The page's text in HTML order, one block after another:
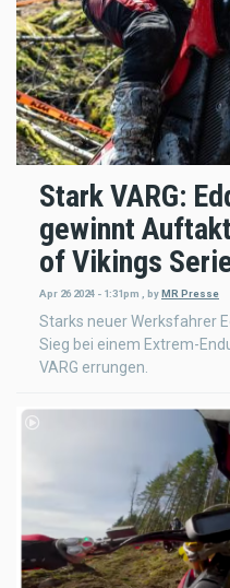
Stark VARG:
gewinnt
of Vikings
Apr 26 2024 - 1:31pm , byMR Presse
Starks neuer Werksfahrer
Sieg bei einem Extrem-
VARG errungen.